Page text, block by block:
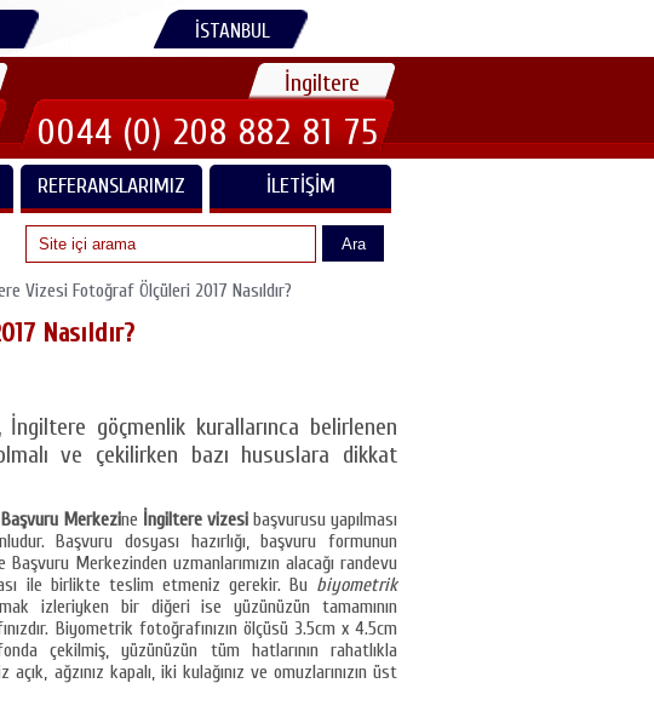
İSTANBUL
İngiltere
0044 (0) 208 882 81 75
REFERANSLARIMIZ İLETIŞIM
Ara
Vizesi Fotoğraf Ölçüleri 2017 Nasıldır?
Nasıldır?
göçmenlik kurallarınca belirlenen
ve çekilirken bazı hususlara dikkat
Merkezine İngiltere vizesibaşvurusu yapılması
Başvuru dosyası hazırlığı, başvuru formunun
Merkezinden uzmanlarımızın alacağı randevu
ile birlikte teslim etmeniz gerekir. Bu biyometrik
izleriyken bir diğeri ise yüzünüzün tamamının
Biyometrik fotoğrafınızın ölçüsü 3.5cm x 4.5cm
çekilmiş, yüzünüzün tüm hatlarının rahatlıkla
ağzınız kapalı, iki kulağınız ve omuzlarınızın üst